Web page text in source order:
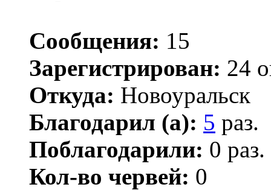
Сообщения: 15
Зарегистрирован: 24
Откуда: Новоуральск
Благодарил (а): 5 раз.
Поблагодарили: 0 раз.
Кол-во червей: 0